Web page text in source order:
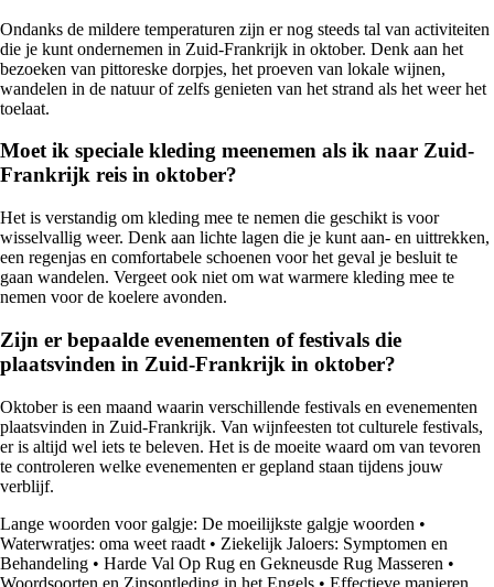
Ondanks de mildere temperaturen zijn er nog steeds tal van activiteiten
die je kunt ondernemen in Zuid-Frankrijk in oktober. Denk aan het
bezoeken van pittoreske dorpjes, het proeven van lokale wijnen,
wandelen in de natuur of zelfs genieten van het strand als het weer het
toelaat.
Moet ik speciale kleding meenemen als ik naar Zuid-
Frankrijk reis in oktober?
Het is verstandig om kleding mee te nemen die geschikt is voor
wisselvallig weer. Denk aan lichte lagen die je kunt aan- en uittrekken,
een regenjas en comfortabele schoenen voor het geval je besluit te
gaan wandelen. Vergeet ook niet om wat warmere kleding mee te
nemen voor de koelere avonden.
Zijn er bepaalde evenementen of festivals die
plaatsvinden in Zuid-Frankrijk in oktober?
Oktober is een maand waarin verschillende festivals en evenementen
plaatsvinden in Zuid-Frankrijk. Van wijnfeesten tot culturele festivals,
er is altijd wel iets te beleven. Het is de moeite waard om van tevoren
te controleren welke evenementen er gepland staan tijdens jouw
verblijf.
Lange woorden voor galgje: De moeilijkste galgje woorden •
Waterwratjes: oma weet raadt • Ziekelijk Jaloers: Symptomen en
Behandeling • Harde Val Op Rug en Gekneusde Rug Masseren •
Woordsoorten en Zinsontleding in het Engels • Effectieve manieren